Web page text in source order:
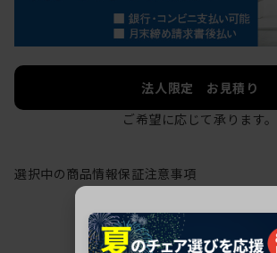
法人限定 お見積り
ご希望に応じて承ります。
選択中の商品情報保証注意事項